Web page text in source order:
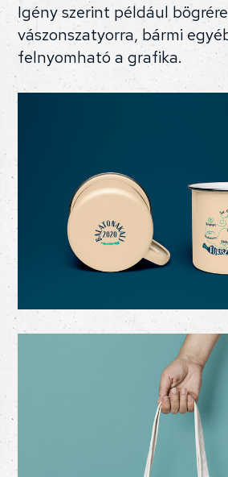
Igény szerint például
vászonszatyorra, bármi
felnyomható a grafika.